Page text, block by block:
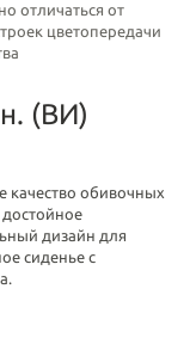
отличаться от
цветопередачи
(ВИ)
качество обивочных
дизайн для
сиденье с